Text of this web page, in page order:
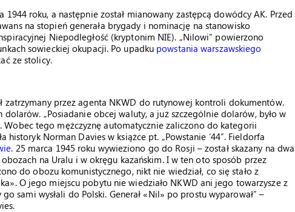
roku, a następnie został mianowany zastępcą dowódcy AK. Przed
na stopień generała brygady i nominację na stanowisko
Niepodległość (kryptonim NIE). „Nilowi” powierzono
sowieckiej okupacji. Po upadku powstania warszawskiego
ze stolicy.
zatrzymany przez agenta NKWD do rutynowej kontroli dokumentów.
„Posiadanie obcej waluty, a już szczególnie dolarów, było w
tego mężczyznę automatycznie zaliczono do kategorii
historyk Norman Davies w książce pt. „Powstanie ’44”. Fieldorfa
. 25 marca 1945 roku wywieziono go do Rosji – został skazany na dwa
na Uralu i w okręgu kazańskim. I w ten oto sposób przez
do obozu komunistycznego, nikt nie wiedział, co się stało z
O jego miejscu pobytu nie wiedziało NKWD ani jego towarzysze z
sami wysłali do Polski. Generał «Nil» po prostu wyparował” –